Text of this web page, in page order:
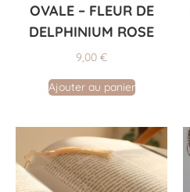
OVALE – FLEUR DE
DELPHINIUM ROSE
9,00 €
Ajouter au panier